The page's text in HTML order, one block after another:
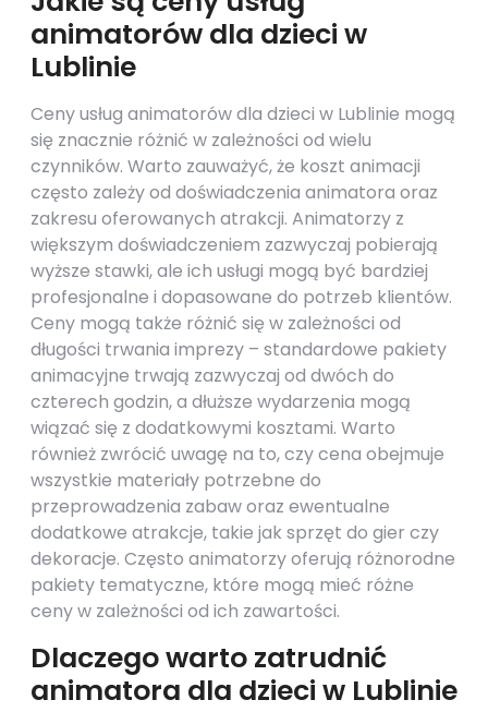
animatorów dla dzieci w
Lublinie
Ceny usług animatorów dla dzieci w Lublinie mogą
się znacznie różnić w zależności od wielu
czynników. Warto zauważyć, że koszt animacji
często zależy od doświadczenia animatora oraz
zakresu oferowanych atrakcji. Animatorzy z
większym doświadczeniem zazwyczaj pobierają
wyższe stawki, ale ich usługi mogą być bardziej
profesjonalne i dopasowane do potrzeb klientów.
Ceny mogą także różnić się w zależności od
długości trwania imprezy – standardowe pakiety
animacyjne trwają zazwyczaj od dwóch do
czterech godzin, a dłuższe wydarzenia mogą
wiązać się z dodatkowymi kosztami. Warto
również zwrócić uwagę na to, czy cena obejmuje
wszystkie materiały potrzebne do
przeprowadzenia zabaw oraz ewentualne
dodatkowe atrakcje, takie jak sprzęt do gier czy
dekoracje. Często animatorzy oferują różnorodne
pakiety tematyczne, które mogą mieć różne
ceny w zależności od ich zawartości.
Dlaczego warto zatrudnić
animatora dla dzieci w Lublinie